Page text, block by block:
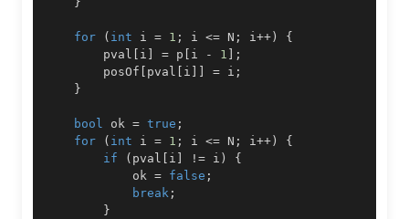
for ( int i = 1 ; i <= N ; i ++)
{
        pval
[ i ] = p [ i - 1 ] ;
        posOf
[ pval [ i ] ] = i ;
}
bool ok = true ;
for
( int i = 1 ; i <= N ; i ++)
{
if
( pval [ i ] != i )
{
            ok
= false ;
break ;
}